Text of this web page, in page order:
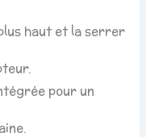
haut et la serrer
pour un